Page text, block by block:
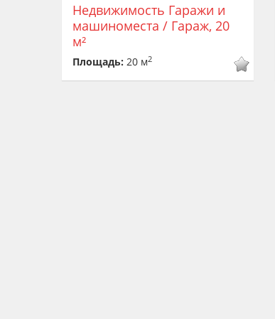
Недвижимость Гаражи и
машиноместа / Гараж, 20
м²
Площадь: 20 м2